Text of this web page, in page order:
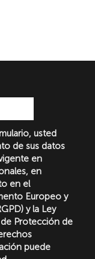
usted
de sus datos
en
en
en el
Europeo y
y la Ley
Protección de
puede